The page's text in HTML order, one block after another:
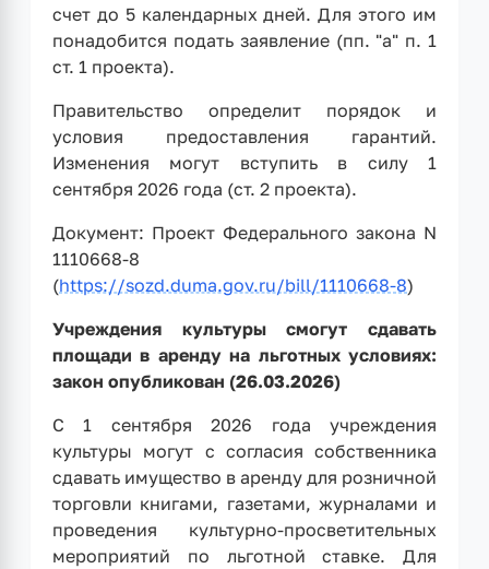
счет до 5 календарных дней. Для этого им
понадобится подать заявление (пп. "а" п. 1
ст. 1 проекта).
Правительство определит порядок и
условия предоставления гарантий.
Изменения могут вступить в силу 1
сентября 2026 года (ст. 2 проекта).
Документ: Проект Федерального закона N
1110668-8
(https://sozd.duma.gov.ru/bill/1110668-8)
Учреждения культуры смогут сдавать
площади в аренду на льготных условиях:
закон опубликован (26.03.2026)
С 1 сентября 2026 года учреждения
культуры могут с согласия собственника
сдавать имущество в аренду для розничной
торговли книгами, газетами, журналами и
проведения культурно-просветительных
мероприятий по льготной ставке. Для